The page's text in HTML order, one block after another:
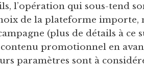
l’opération qui sous-tend
de la plateforme importe,
(plus de détails à ce
promotionnel en
paramètres sont à